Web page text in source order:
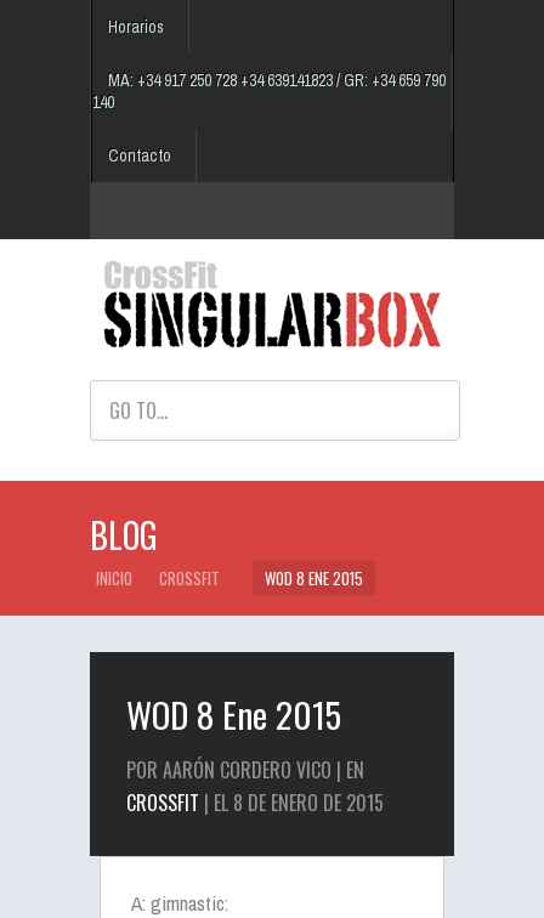
Horarios
MA: +34 917 250 728 +34 639141823 / GR: +34 659 790
140
Contacto
GO TO...
BLOG
INICIO CROSSFIT WOD 8 ENE 2015
WOD 8 Ene 2015
POR AARÓN CORDERO VICO | EN
CROSSFIT | EL 8 DE ENERO DE 2015
A: gimnastic: